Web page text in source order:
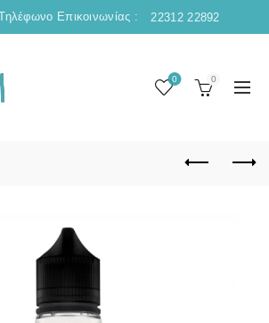
Επικοινωνίας : 22312 22892
0 0